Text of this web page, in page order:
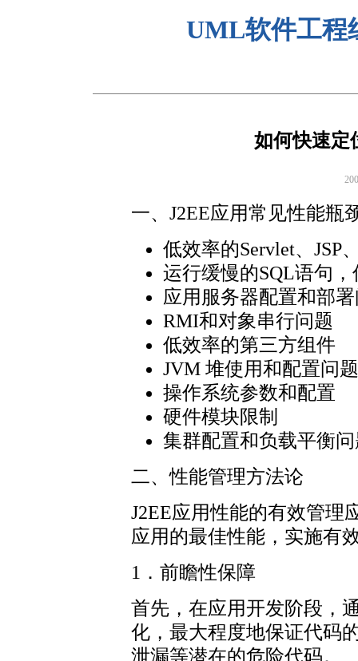
UML软件工程
如何快速定
一、J2EE应用常见性能瓶
低效率的Servlet、JSP
运行缓慢的SQL语句
应用服务器配置和部
RMI和对象串行问题
低效率的第三方组件
JVM 堆使用和配置问题
操作系统参数和配置
硬件模块限制
集群配置和负载平衡
二、性能管理方法论
J2EE应用性能的有效管理
应用的最佳性能，实施有
1．前瞻性保障
首先，在应用开发阶段，
化，最大程度地保证代码
泄漏等潜在的危险代码。